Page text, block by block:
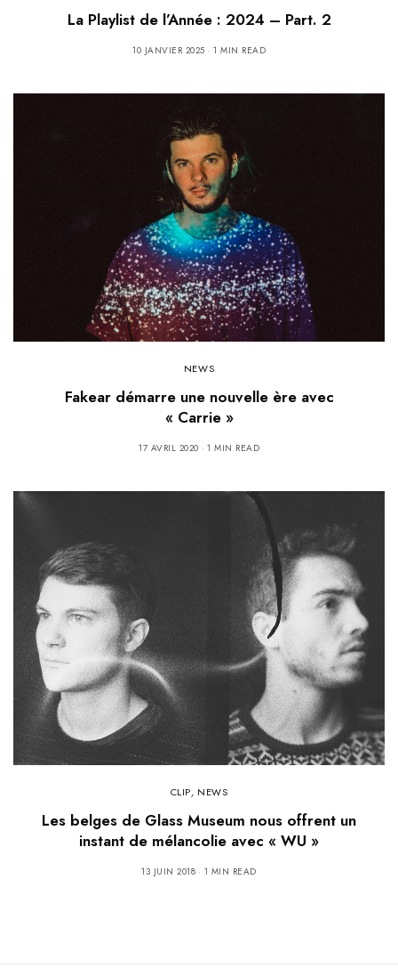
La Playlist de l’Année : 2024 – Part. 2
10 JANVIER 2025 1 MIN READ
NEWS
Fakear démarre une nouvelle ère avec
« Carrie »
17 AVRIL 2020 1 MIN READ
CLIP, NEWS
Les belges de Glass Museum nous offrent un
instant de mélancolie avec « WU »
13 JUIN 2018 1 MIN READ